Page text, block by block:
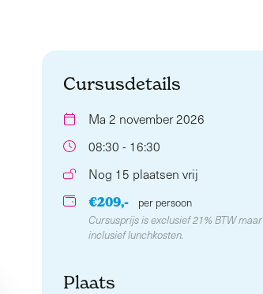
Cursusdetails
Ma 2 november 2026
08:30 - 16:30
Nog 15 plaatsen vrij
€209,-
per persoon
Cursusprijs is exclusief 21% BTW maar
inclusief lunchkosten.
Plaats